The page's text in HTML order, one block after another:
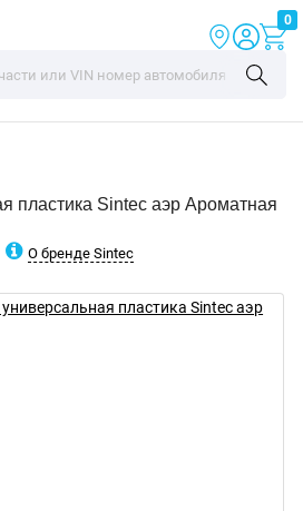
0
пластика Sintec аэр Ароматная
О бренде Sintec